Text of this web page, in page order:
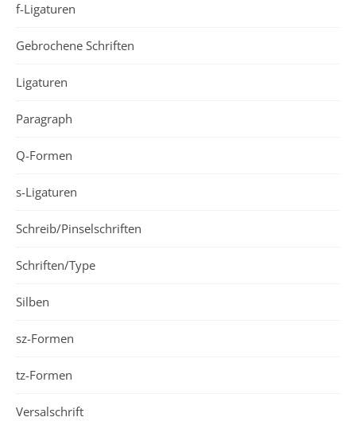
f-Ligaturen
Gebrochene Schriften
Ligaturen
Paragraph
Q-Formen
s-Ligaturen
Schreib/Pinselschriften
Schriften/Type
Silben
sz-Formen
tz-Formen
Versalschrift